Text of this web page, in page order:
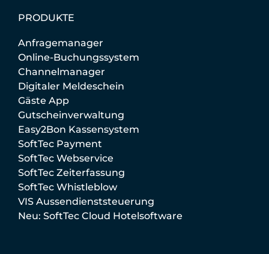
PRODUKTE
Anfragemanager
Online-Buchungssystem
Channelmanager
Digitaler Meldeschein
Gäste App
Gutscheinverwaltung
Easy2Bon Kassensystem
SoftTec Payment
SoftTec Webservice
SoftTec Zeiterfassung
SoftTec Whistleblow
VIS Aussendienststeuerung
Neu: SoftTec Cloud Hotelsoftware